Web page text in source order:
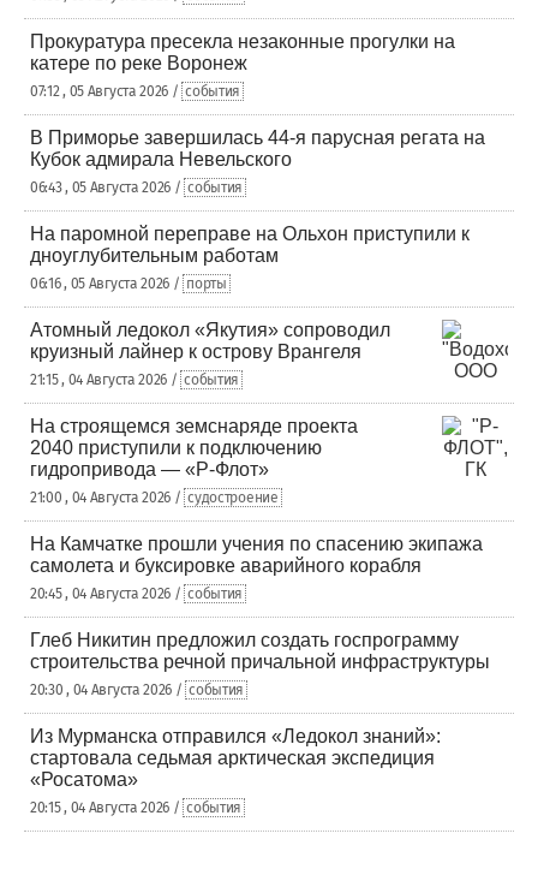
Прокуратура пресекла незаконные прогулки на
катере по реке Воронеж
07:12 , 05 Августа 2026 / события
В Приморье завершилась 44-я парусная регата на
Кубок адмирала Невельского
06:43 , 05 Августа 2026 / события
На паромной переправе на Ольхон приступили к
дноуглубительным работам
06:16 , 05 Августа 2026 / порты
Атомный ледокол «Якутия» сопроводил
круизный лайнер к острову Врангеля
21:15 , 04 Августа 2026 / события
На строящемся земснаряде проекта
2040 приступили к подключению
гидропривода — «Р-Флот»
21:00 , 04 Августа 2026 / судостроение
На Камчатке прошли учения по спасению экипажа
самолета и буксировке аварийного корабля
20:45 , 04 Августа 2026 / события
Глеб Никитин предложил создать госпрограмму
строительства речной причальной инфраструктуры
20:30 , 04 Августа 2026 / события
Из Мурманска отправился «Ледокол знаний»:
стартовала седьмая арктическая экспедиция
«Росатома»
20:15 , 04 Августа 2026 / события